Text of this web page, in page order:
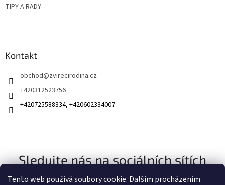
Tento web používá soubory cookie. Dalším procházením
TIPY A RADY
Kontakt
obchod@zvirecirodina.cz
+420312523756
+420725588334, +420602334007
Sledujte nás na sociálních sítích